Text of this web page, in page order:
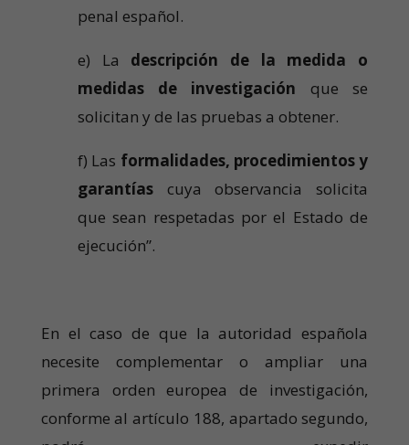
penal español.
e) La descripción de la medida o
medidas de investigación que se
solicitan y de las pruebas a obtener.
f) Las formalidades, procedimientos y
garantías cuya observancia solicita
que sean respetadas por el Estado de
ejecución”.
En el caso de que la autoridad española
necesite complementar o ampliar una
primera orden europea de investigación,
conforme al artículo 188, apartado segundo,